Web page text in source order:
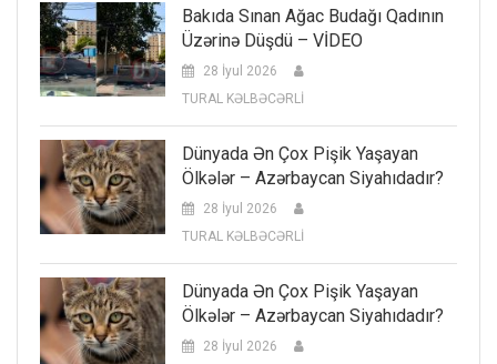
Bakıda Sınan Ağac Budağı Qadının
Üzərinə Düşdü – VİDEO
28 İyul 2026
TURAL KƏLBƏCƏRLİ
Dünyada Ən Çox Pişik Yaşayan
Ölkələr – Azərbaycan Siyahıdadır?
28 İyul 2026
TURAL KƏLBƏCƏRLİ
Dünyada Ən Çox Pişik Yaşayan
Ölkələr – Azərbaycan Siyahıdadır?
28 İyul 2026